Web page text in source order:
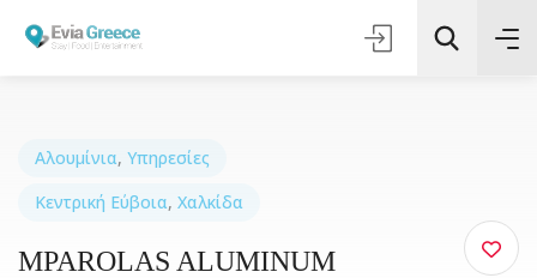
Τοποθεσία
Αλουμίνια, Υπηρεσίες
Κεντρική Εύβοια, Χαλκίδα
MPAROLAS ALUMINUM